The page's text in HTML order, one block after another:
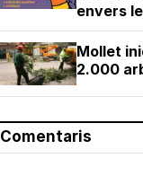
envers
Mollet
2.000
Comentaris